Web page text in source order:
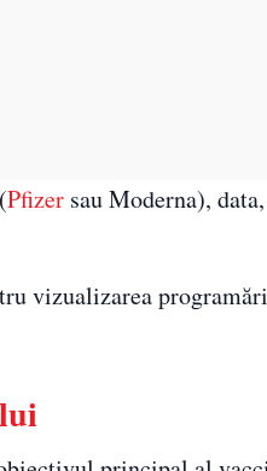
Pfizer sau Moderna),
vizualizarea